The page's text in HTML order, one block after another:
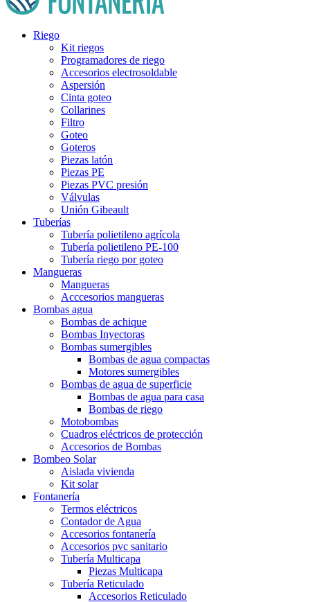
Riego
Kit riegos
Programadores de riego
Accesorios electrosoldable
Aspersión
Cinta goteo
Collarines
Filtro
Goteo
Goteros
Piezas latón
Piezas PE
Piezas PVC presión
Válvulas
Unión Gibeault
Tuberías
Tubería polietileno agrícola
Tubería polietileno PE-100
Tubería riego por goteo
Mangueras
Mangueras
Acccesorios mangueras
Bombas agua
Bombas de achique
Bombas Inyectoras
Bombas sumergibles
Bombas de agua compactas
Motores sumergibles
Bombas de agua de superficie
Bombas de agua para casa
Bombas de riego
Motobombas
Cuadros eléctricos de protección
Accesorios de Bombas
Bombeo Solar
Aislada vivienda
Kit solar
Fontanería
Termos eléctricos
Contador de Agua
Accesorios fontanería
Accesorios pvc sanitario
Tubería Multicapa
Piezas Multicapa
Tubería Reticulado
Accesorios Reticulado